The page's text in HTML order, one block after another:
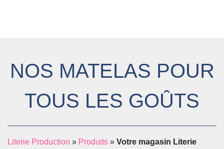
NOS MATELAS POUR
TOUS LES GOÛTS
Literie Production » Produits » Votre magasin Literie